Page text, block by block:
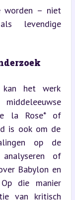
worden – niet
levendige
kan het werk
la Rose* of
is ook om de
op de
of
Babylon en
die manier
van kritisch